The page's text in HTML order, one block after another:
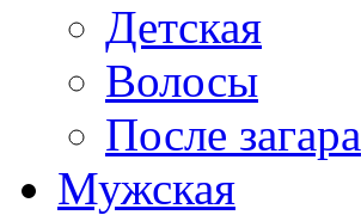
Детская
Волосы
После загара
Мужская